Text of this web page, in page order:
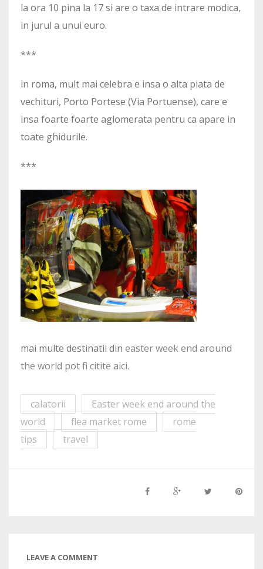
la ora 10 pina la 17 si are o taxa de intrare modica,
in jurul a unui euro.
***
in roma, mult mai celebra e insa o alta piata de
vechituri, Porto Portese (Via Portuense), care e
insa foarte foarte aglomerata pentru ca apare in
toate ghidurile.
***
mai multe destinatii din easter week end around
the world pot fi citite aici.
calatorii
Easter week end around the
world
flea market rome
rome
tips
travel
LEAVE A COMMENT